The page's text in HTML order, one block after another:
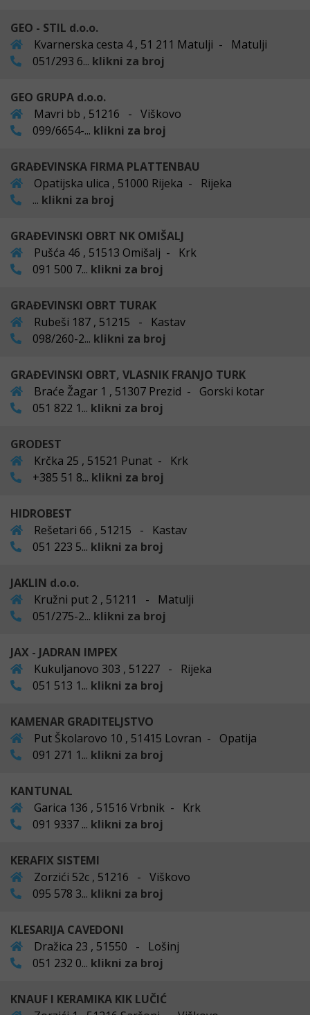
GEO - STIL d.o.o.
Kvarnerska cesta 4 , 51 211 Matulji - Matulji
051/293 6... klikni za broj
GEO GRUPA d.o.o.
Mavri bb , 51216 - Viškovo
099/6654-... klikni za broj
GRAĐEVINSKA FIRMA PLATTENBAU
Opatijska ulica , 51000 Rijeka - Rijeka
... klikni za broj
GRAĐEVINSKI OBRT NK OMIŠALJ
Pušća 46 , 51513 Omišalj - Krk
091 500 7... klikni za broj
GRAĐEVINSKI OBRT TURAK
Rubeši 187 , 51215 - Kastav
098/260-2... klikni za broj
GRAĐEVINSKI OBRT, VLASNIK FRANJO TURK
Braće Žagar 1 , 51307 Prezid - Gorski kotar
051 822 1... klikni za broj
GRODEST
Krčka 25 , 51521 Punat - Krk
+385 51 8... klikni za broj
HIDROBEST
Rešetari 66 , 51215 - Kastav
051 223 5... klikni za broj
JAKLIN d.o.o.
Kružni put 2 , 51211 - Matulji
051/275-2... klikni za broj
JAX - JADRAN IMPEX
Kukuljanovo 303 , 51227 - Rijeka
051 513 1... klikni za broj
KAMENAR GRADITELJSTVO
Put Školarovo 10 , 51415 Lovran - Opatija
091 271 1... klikni za broj
KANTUNAL
Garica 136 , 51516 Vrbnik - Krk
091 9337 ... klikni za broj
KERAFIX SISTEMI
Zorzići 52c , 51216 - Viškovo
095 578 3... klikni za broj
KLESARIJA CAVEDONI
Dražica 23 , 51550 - Lošinj
051 232 0... klikni za broj
KNAUF I KERAMIKA KIK LUČIĆ